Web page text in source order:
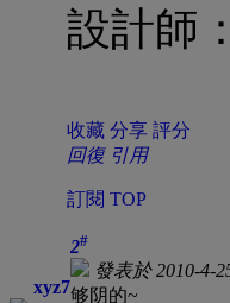
設計師
收藏 分享 評分
回復 引用
訂閱 TOP
xyz7
2#
發表於 2010-4-
够阴的~